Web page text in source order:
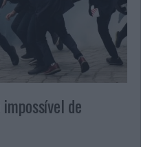
de